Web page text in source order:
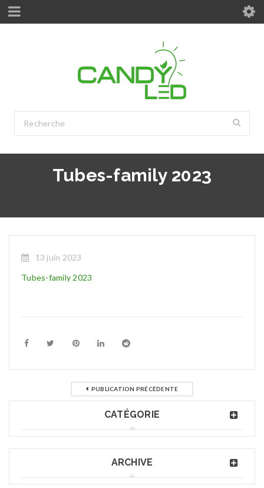
Tubes-family 2023
13 juin 2023
Tubes-family 2023
PUBLICATION PRÉCÉDENTE
CATÉGORIE
ARCHIVE